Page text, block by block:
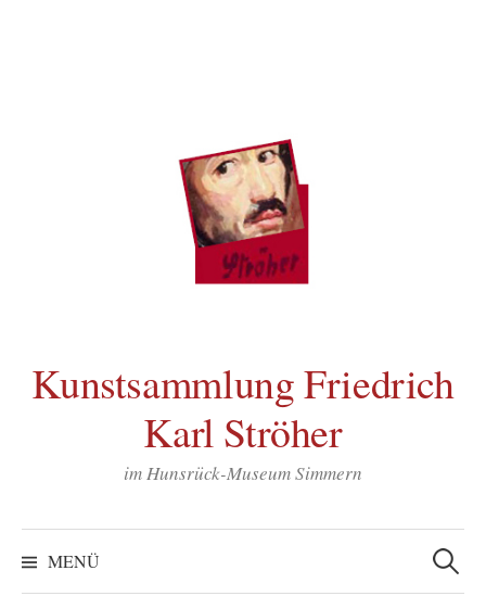
Kunstsammlung Friedrich
Karl Ströher
im Hunsrück-Museum Simmern
MENÜ
Suchen
nach: